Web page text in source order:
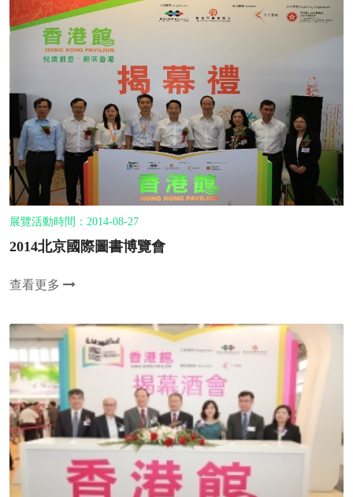
展覽活動時間：2014-08-27
2014北京國際圖書博覽會
查看更多